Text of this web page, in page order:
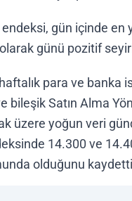
gün içinde en
günü pozitif
para ve banka
Satın Alma
üzere yoğun veri
14.300 ve
olduğunu